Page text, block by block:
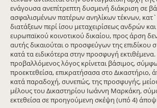
ενάγουσα ανεπίτρεπτη δυσμενή διάκριση σε
ασφαλισμένων πατέρων ανηλίκων τέκνων,
διατάξεων περί ίσου μεταχειρίσεως ανδρών
ευρωπαϊκού κοινοτικού δικαίου, προς άρση
αυτής δικαιούται ο προσφεύγων της επιδίκου
κατά τα ειδικότερα στην προσφυγή
προβαλλόμενος λόγος κρίνεται βάσιμος,
προεκτεθείσα, επικρατήσασα στο Δικαστήριο,
κατά παραδοχή, συνεπώς, της προσφυγής,
μέλους του Δικαστηρίου Ιωάννη Μαρκάκη,
εκτεθείσα σε προηγούμενη σκέψη (υπό 4)